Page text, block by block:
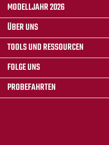
MODELLJAHR 2026
ÜBER UNS
TOOLS UND RESSOURCEN
FOLGE UNS
PROBEFAHRTEN